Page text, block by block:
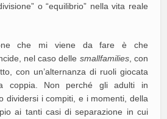
o “equilibrio” nella vita reale
che mi viene da fare è che
nel caso delle smallfamilies, con
con un’alternanza di ruoli giocata
coppia. Non perché gli adulti in
dividersi i compiti, e i momenti, della
ai tanti casi di separazione in cui